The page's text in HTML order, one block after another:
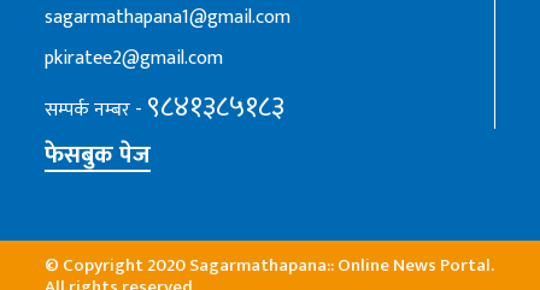
sagarmathapana1@gmail.com
pkiratee2@gmail.com
सम्पर्क नम्बर - ९८४१३८५१८३
फेसबुक पेज
© Copyright 2020 Sagarmathapana:: Online News Portal.